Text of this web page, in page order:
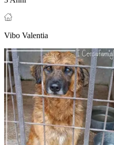
Vibo Valentia